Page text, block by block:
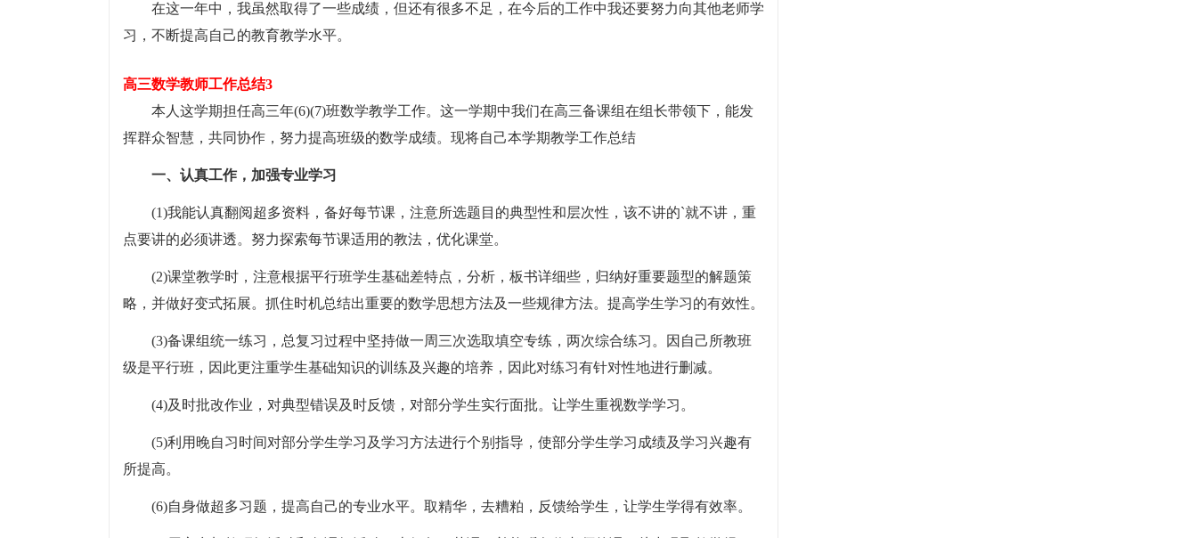
在这一年中，我虽然取得了一些成绩，但还有很多不足，在今后的工作中我还要努力向其他老师学
习，不断提高自己的教育教学水平。
高三数学教师工作总结3
本人这学期担任高三年(6)(7)班数学教学工作。这一学期中我们在高三备课组在组长带领下，能发
挥群众智慧，共同协作，努力提高班级的数学成绩。现将自己本学期教学工作总结
一、认真工作，加强专业学习
(1)我能认真翻阅超多资料，备好每节课，注意所选题目的典型性和层次性，该不讲的`就不讲，重
点要讲的必须讲透。努力探索每节课适用的教法，优化课堂。
(2)课堂教学时，注意根据平行班学生基础差特点，分析，板书详细些，归纳好重要题型的解题策
略，并做好变式拓展。抓住时机总结出重要的数学思想方法及一些规律方法。提高学生学习的有效性。
(3)备课组统一练习，总复习过程中坚持做一周三次选取填空专练，两次综合练习。因自己所教班
级是平行班，因此更注重学生基础知识的训练及兴趣的培养，因此对练习有针对性地进行删减。
(4)及时批改作业，对典型错误及时反馈，对部分学生实行面批。让学生重视数学学习。
(5)利用晚自习时间对部分学生学习及学习方法进行个别指导，使部分学生学习成绩及学习兴趣有
所提高。
(6)自身做超多习题，提高自己的专业水平。取精华，去糟粕，反馈给学生，让学生学得有效率。